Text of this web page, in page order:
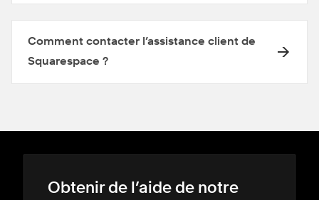
Comment contacter l’assistance client de
Squarespace ?
Obtenir de l’aide de notre